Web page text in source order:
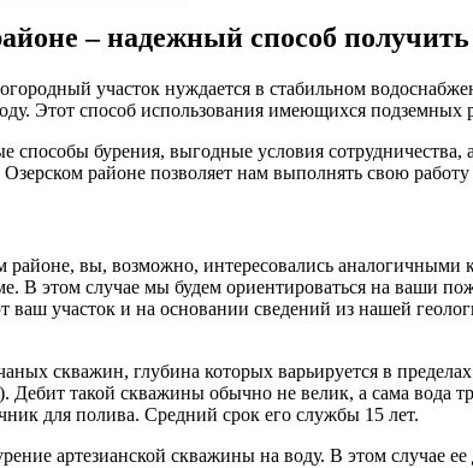
– надежный способ получить
участок нуждается в стабильном
Этот способ использования имеющихся подземных
способы бурения, выгодные условия
районе позволяет нам выполнять свою работу
районе, вы, возможно, интересовались
В этом случае мы будем ориентироваться на ваши
участок и на основании сведений из нашей
скважин, глубина которых варьируется в
Дебит такой скважины обычно не велик, а сама вода
для полива. Средний срок его службы 15 лет.
артезианской скважины на воду. В этом случае